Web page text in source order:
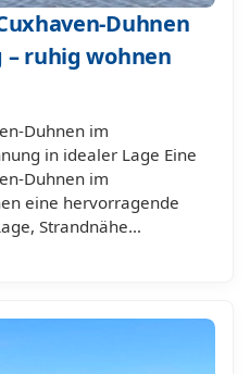
Duhnen
– ruhig wohnen
Duhnen im
in idealer Lage Eine
Duhnen im
eine hervorragende
Strandnähe…